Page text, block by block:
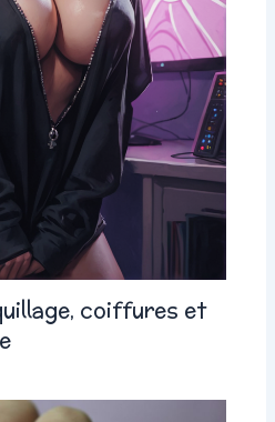
coiffures et